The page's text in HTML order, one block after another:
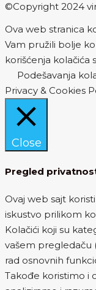
©Copyright 2024
Ova web stranica
Vam pružili bolje
korišćenja kolačića
Podešavanja
Privacy & Cookies
Close
Pregled
Ovaj web sajt
iskustvo prilikom
Kolačići koji su
vašem pregledaču
rad osnovnih
Takođe koristimo i